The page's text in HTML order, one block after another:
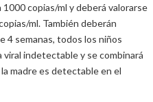
copias/ml y deberá valorarse
ml. También deberán
4 semanas, todos los niños
indetectable y se combinará
madre es detectable en el